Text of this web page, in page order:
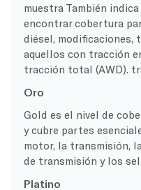
muestra También
encontrar cobertura
diésel, modificaciones,
aquellos con tracción
tracción total (AWD).
Oro
Gold es el nivel de
y cubre partes
motor, la transmisión,
de transmisión y los
Platino